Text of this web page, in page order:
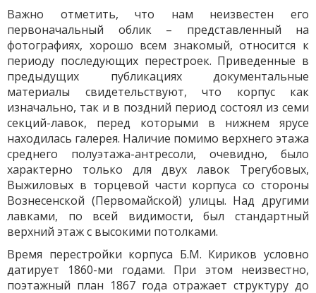
Важно отметить, что нам неизвестен его
первоначальный облик – представленный на
фотографиях, хорошо всем знакомый, относится к
периоду последующих перестроек. Приведенные в
предыдущих публикациях документальные
материалы свидетельствуют, что корпус как
изначально, так и в поздний период состоял из семи
секций-лавок, перед которыми в нижнем ярусе
находилась галерея. Наличие помимо верхнего этажа
среднего полуэтажа-антресоли, очевидно, было
характерно только для двух лавок Трегубовых,
Выжиловых в торцевой части корпуса со стороны
Вознесенской (Первомайской) улицы. Над другими
лавками, по всей видимости, был стандартный
верхний этаж с высокими потолками.
Время перестройки корпуса Б.М. Кириков условно
датирует 1860-ми годами. При этом неизвестно,
поэтажный план 1867 года отражает структуру до